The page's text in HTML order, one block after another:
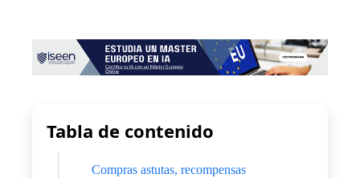
Tabla de contenido
Compras astutas, recompensas